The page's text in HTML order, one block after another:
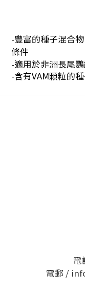
-豐富的種子混合
條件
-適用於非洲長尾
-含有VAM顆粒的
電
電郵 /